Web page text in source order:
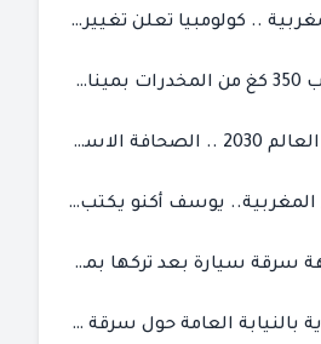
الصحراء المغربية .. كولومبيا تعلن تغييرا في موقفها وتعترف بسيادة المغرب على صحرائه
إحباط تهريب 350 كغ من المخدرات بميناء طنجة المتوسط
نهائي كأس العالم 2030 .. الصحافة الاسبانية قلقة من حسم الملف لصالح المغرب و”تتهم رئيس الفيفا”
من الصحراء المغربية.. يوسف أكنو يكتب عن أزمة سبتة المحتلة ويؤكد ان الهجرة السرية ليست حلا وبناء الوطن هو الخيار الأفضل
طنجة: شبهة سرقة سيارة بعد تركها بمحل ميكانيك للإصلاح
طنجة: شكاية بالنيابة العامة حول سرقة سيارة تركها صاحبها بمحل ميكانيك للإصلاح